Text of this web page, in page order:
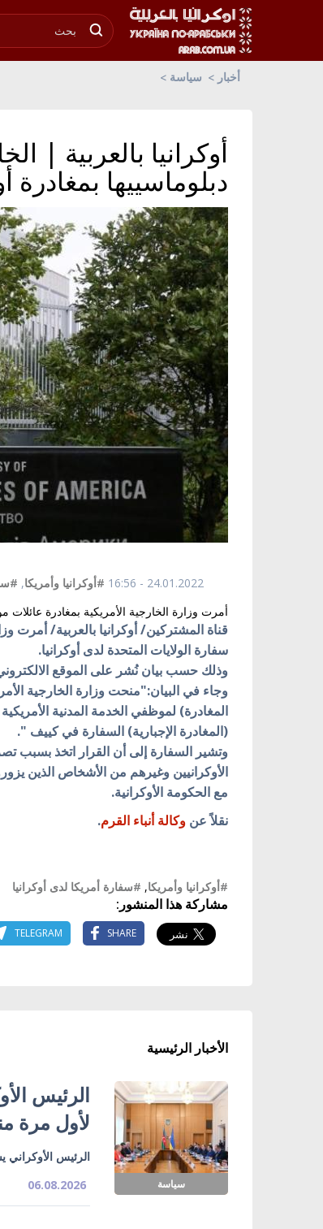
أخبار سياسة
أوكرانيا بالعربية |
دبلوماسييها بمغادرة
24.01.2022 - 16:56 #أوكرانيا وأمريكا,
أمرت وزارة الخارجية الأمريكية بمغادرة عائلات
قناة المشتركين/ أوكرانيا بالعربية/ أمرت
سفارة الولايات المتحدة لدى أوكرانيا.
وذلك حسب بيان نُشر على الموقع
المغادرة) لموظفي الخدمة المدنية
(المغادرة الإجبارية) السفارة في كييف ".
وتشير السفارة إلى أن القرار اتخذ بسبب
الأوكرانيين وغيرهم من الأشخاص الذين
مع الحكومة الأوكرانية.
نقلاً عن وكالة أنباء القرم.
#أوكرانيا وأمريكا, #سفارة أمريكا لدى أوكرانيا
مشاركة هذا المنشور:
SHARE
TELEGRAM
الأخبار الرئيسية
سياسة
الرئيس
لأول مرة
الرئيس الأوكراني
06.08.2026